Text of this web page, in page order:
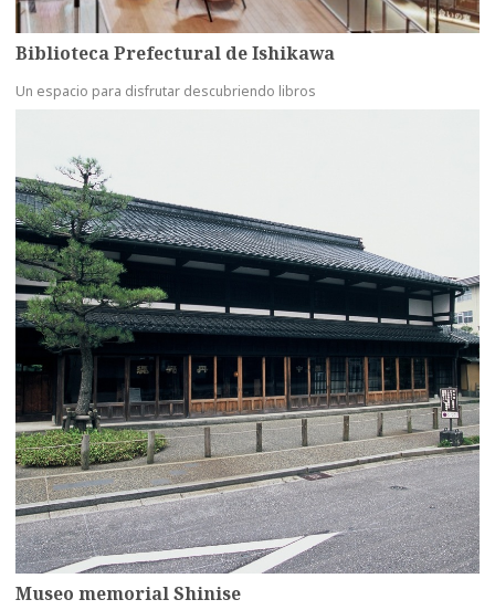
Biblioteca Prefectural de Ishikawa
Un espacio para disfrutar descubriendo libros
Museo memorial Shinise